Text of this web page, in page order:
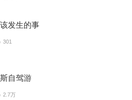
发生的事
301
自驾游
2.7万